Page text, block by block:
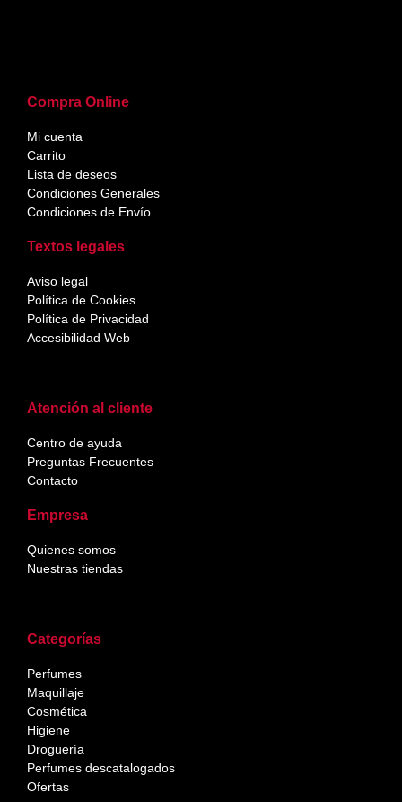
Categorías
Perfumes
Maquillaje
Cosmética
Higiene
Droguería
Perfumes descatalogados
Ofertas
Atención al cliente
Centro de ayuda
Preguntas Frecuentes
Contacto
Empresa
Quienes somos
Nuestras tiendas
Compra Online
Mi cuenta
Carrito
Lista de deseos
Condiciones Generales
Condiciones de Envío
Textos legales
Aviso legal
Política de Cookies
Política de Privacidad
Accesibilidad Web